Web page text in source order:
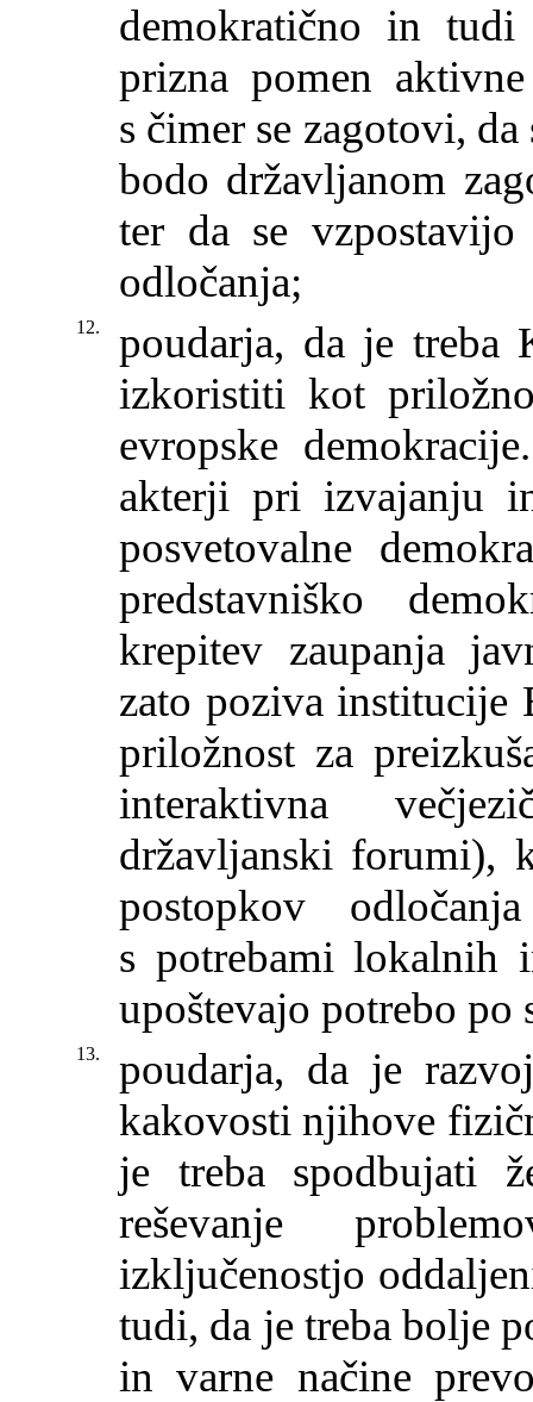
demokratično in tudi
prizna pomen
s čimer se zagotovi,
bodo državljanom
ter da se
odločanja;
12.
poudarja, da je treba
izkoristiti kot
evropske
akterji pri izvajanju
posvetovalne
predstavniško
krepitev zaupanja
zato poziva
priložnost za
interaktivna
državljanski forumi),
postopkov
s potrebami lokalnih
upoštevajo potrebo po
13.
poudarja, da je
kakovosti njihove
je treba spodbujati
reševanje
izključenostjo
tudi, da je treba bolje
in varne načine